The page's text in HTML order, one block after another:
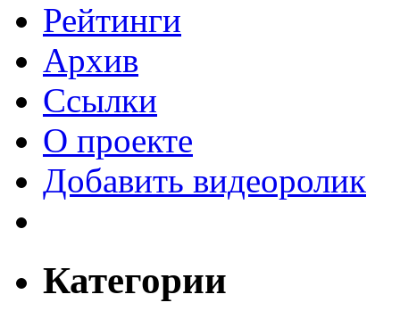
Рейтинги
Архив
Ссылки
О проекте
Добавить видеоролик
Категории